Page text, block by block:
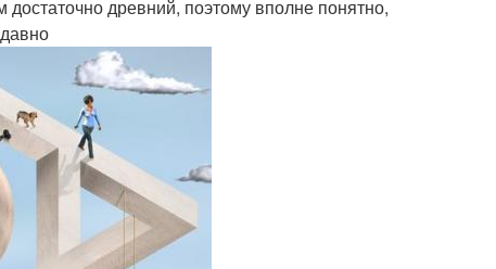
древний, поэтому вполне понятно,